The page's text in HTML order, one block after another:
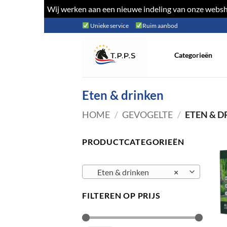
Wij werken aan een nieuwe indeling van onze
naar
Unieke service Ruim aanbod
Categorieën
Eten & drinken
HOME / GEVOGELTE / ETEN &
PRODUCTCATEGORIEËN
×
Eten & drinken
FILTEREN OP PRIJS